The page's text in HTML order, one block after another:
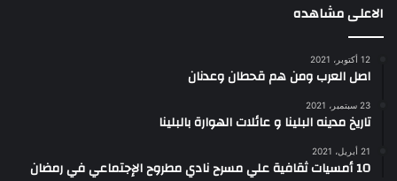
الاعلى مشاهده
12 أكتوبر، 2021
اصل العرب ومن هم قحطان وعدنان
23 سبتمبر، 2021
تاريخ مدينه البلينا و عائلات الهوارة بالبلينا
21 أبريل، 2021
10 أمسيات ثقافية علي مسرح نادي مطروح الإجتماعي في رمضان